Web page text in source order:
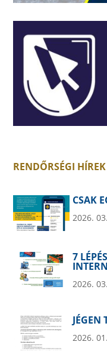
RENDŐRSÉGI HÍREK
CSAK
2026.
7
2026.
JÉGEN
2026.